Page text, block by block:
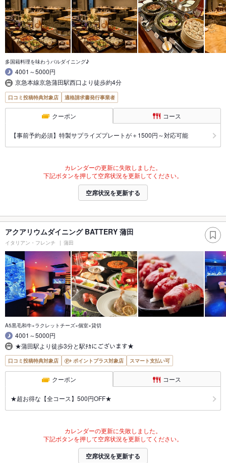
多国籍料理を味わうバルダイニング♪
4001～5000円
京急本線京急蒲田駅西口より徒歩約4分
口コミ投稿特典対象店 適格請求書発行事業者
クーポン コース
【事前予約必須】特製サプライズプレートが＋1500円～対応可能
カレンダーの更新に失敗しました。
下記ボタンを押して空席状況を更新してください。
空席状況を更新する
アクアリウムダイニング BATTERY 蒲田
イタリアン・フレンチ 蒲田
A5黒毛和牛×ラクレットチーズ×個室×貸切
4001～5000円
★蒲田駅より徒歩3分と駅ﾁｶにございます★
口コミ投稿特典対象店 ポイントプラス対象店 スマート支払い可
クーポン コース
★超お得な【全コース】500円OFF★
カレンダーの更新に失敗しました。
下記ボタンを押して空席状況を更新してください。
空席状況を更新する